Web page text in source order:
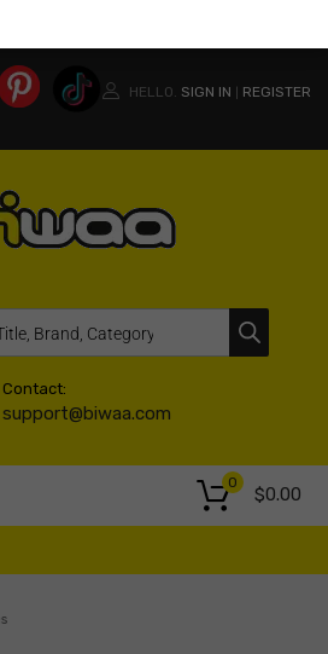
HELLO. SIGN IN REGISTER
Contact:
support@biwaa.com
$0.00
0